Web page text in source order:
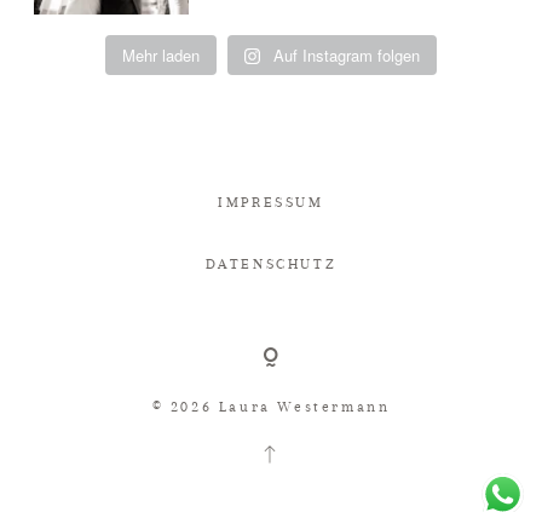
Mehr laden Auf Instagram folgen
IMPRESSUM
DATENSCHUTZ
© 2026 Laura Westermann